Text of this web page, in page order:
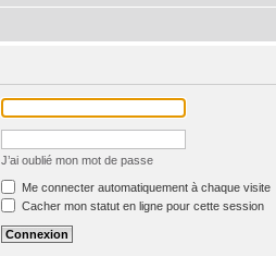
J’ai oublié mon mot de passe
Me connecter automatiquement à chaque visite
Cacher mon statut en ligne pour cette session